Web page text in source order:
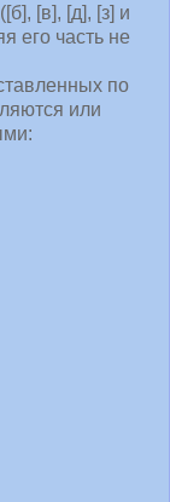
[в], [д], [з] и
его часть не
по
или